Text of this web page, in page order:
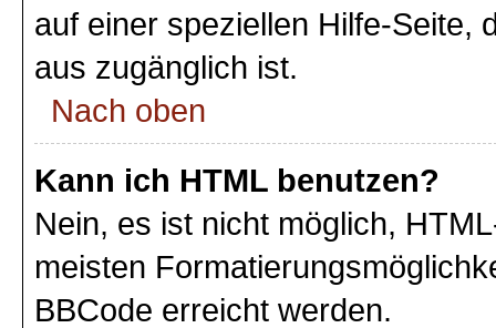
auf einer speziellen Hilfe-Seite,
aus zugänglich ist.
Nach oben
Kann ich HTML benutzen?
Nein, es ist nicht möglich,
meisten
BBCode erreicht werden.